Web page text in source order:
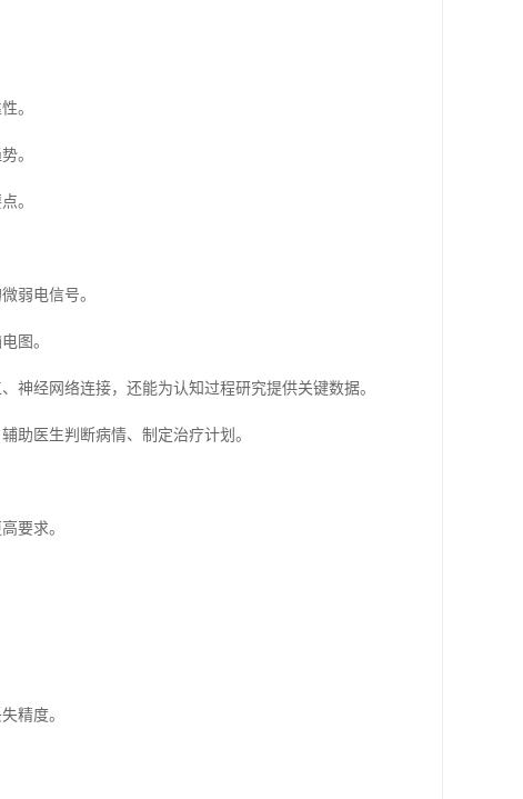
。
。
。
弱电信号。
图。
神经网络连接，还能为认知过程研究提供关键数据。
助医生判断病情、制定治疗计划。
要求。
精度。